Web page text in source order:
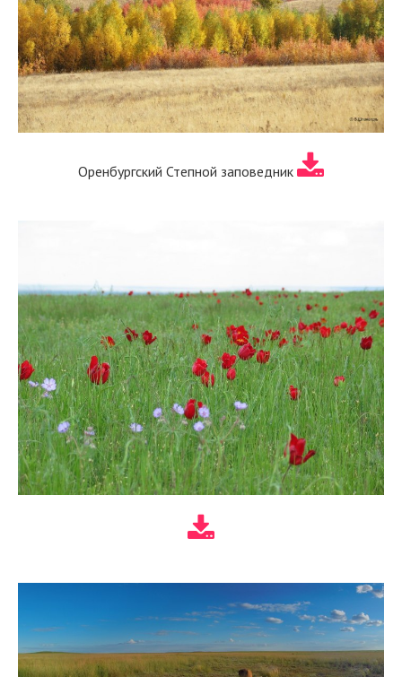
Оренбургский Степной заповедник